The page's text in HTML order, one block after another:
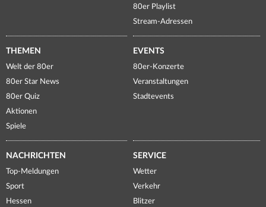
80er Playlist
Stream-Adressen
THEMEN
Welt der 80er
80er Star News
80er Quiz
Aktionen
Spiele
EVENTS
80er-Konzerte
Veranstaltungen
Stadtevents
NACHRICHTEN
Top-Meldungen
Sport
Hessen
SERVICE
Wetter
Verkehr
Blitzer